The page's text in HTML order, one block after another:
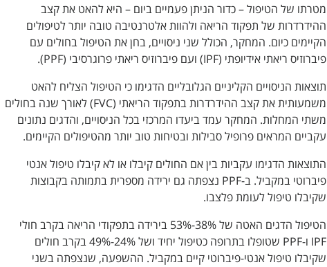
מטרתו של הטיפול – כדור הניתן פעמיים ביום – היא להאט את קצב
ההידרדרות של תפקוד הריאה ולהוות אלטרנטיבה טובה יותר לטיפולים
הקיימים כיום. המחקר, הכולל שני ניסויים, בחן את הטיפול בחולים עם
פיברוזיס ריאתי אידיופתי (IPF) ועם פיברוזיס ריאתי פרוגרסיבי (PPF).
תוצאות הניסויים הקליניים הגלובליים הדגימו כי הטיפול הצליח להאט
משמעותית את קצב ההידרדרות בתפקוד הריאתי (FVC) לאורך שנה בחולים
משתי המחלות. המחקר עמד ביעדו המרכזי בכל הניסויים, והדגים נתונים
עקביים המראים פרופיל סבילות ובטיחות טוב יותר מהטיפולים הקיימים.
התוצאות הדגימו עקביות בין אם החולים קיבלו או לא קיבלו טיפול אנטי
פיברוטי במקביל. ב-PPF נצפתה גם ירידה מספרית בתמותה בקבוצות
שקיבלו טיפול לעומת פלצבו.
הטיפול הדגים האטה של 38%-53% בירידה בתפקודי הריאה בקרב חולי
IPF ו‑PPF שטופלו בתרופה כטיפול יחיד ושל 24%-49% בקרב חולים
שקיבלו טיפול אנטי-פיברוטי קיים במקביל. ההשפעה, שנצפתה בשני